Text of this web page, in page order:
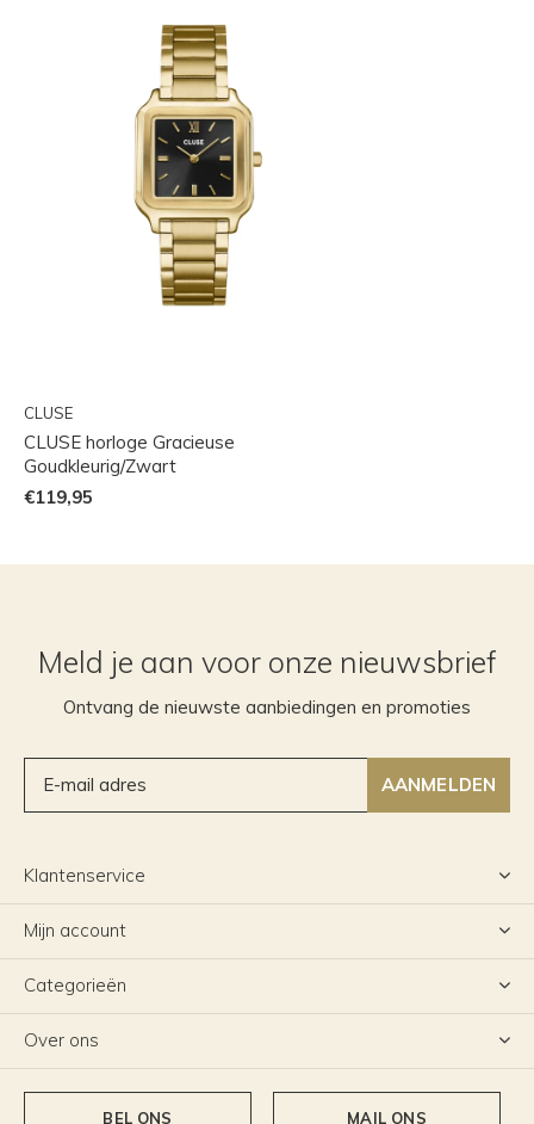
CLUSE
CLUSE horloge Gracieuse
Goudkleurig/Zwart
€119,95
Meld je aan voor onze nieuwsbrief
Ontvang de nieuwste aanbiedingen en promoties
AANMELDEN
Klantenservice
Mijn account
Categorieën
Over ons
BEL ONS MAIL ONS